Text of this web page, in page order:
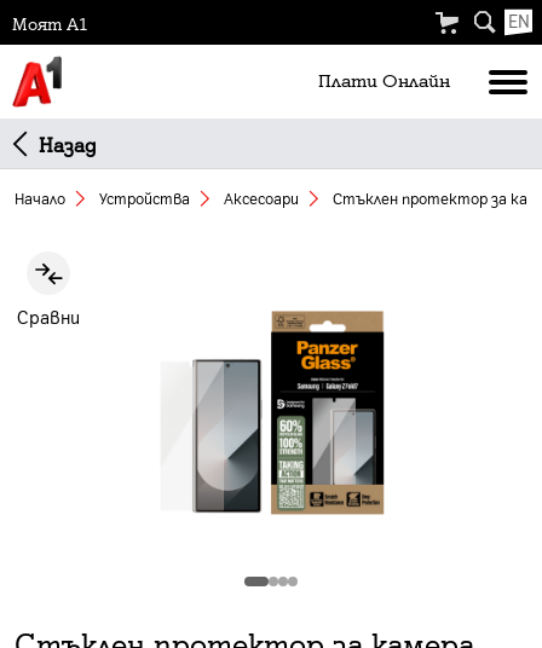
Моят А1 EN
Плати Oнлайн
Назад
Начало Устройства Аксесоари Стъклен протeктор за
Сравни